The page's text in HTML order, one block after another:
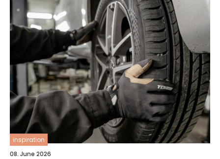
inspiration
08. June 2026